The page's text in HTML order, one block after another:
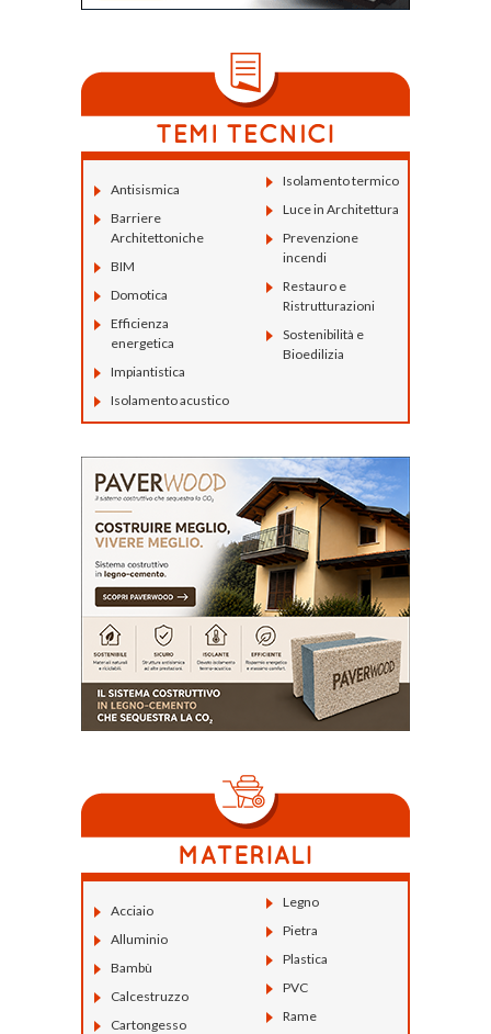
Antisismica
Barriere
Architettoniche
BIM
Domotica
Efficienza
energetica
Impiantistica
Isolamento acustico
Isolamento termico
Luce in Architettura
Prevenzione
incendi
Restauro e
Ristrutturazioni
Sostenibilità e
Bioedilizia
Acciaio
Alluminio
Bambù
Calcestruzzo
Cartongesso
Legno
Pietra
Plastica
PVC
Rame